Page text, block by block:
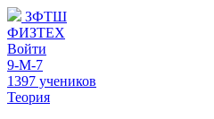
ЗФТШ
ФИЗТЕХ
Войти
9-М-7
1397 учеников
Теория